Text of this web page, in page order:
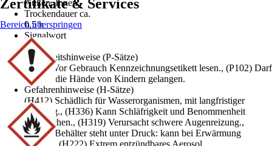
Außen, Innen
Trockendauer ca.
0,5 h
Signalwort
Gefahr
Sicherheitshinweise (P-Sätze)
(P103) Vor Gebrauch Kennzeichnungsetikett lesen., (P102) Darf
nicht in die Hände von Kindern gelangen.
Gefahrenhinweise (H-Sätze)
(H412) Schädlich für Wasserorganismen, mit langfristiger
Wirkung., (H336) Kann Schläfrigkeit und Benommenheit
verursachen., (H319) Verursacht schwere Augenreizung.,
(H229) Behälter steht unter Druck: kann bei Erwärmung
bersten., (H222) Extrem entzündbares Aerosol.
Zertifikate & Services
Bereich überspringen